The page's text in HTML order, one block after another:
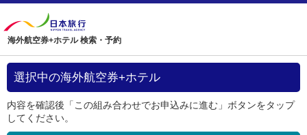
海外航空券+ホテル 検索・予約
選択中の海外航空券+ホテル
内容を確認後「この組み合わせでお申込みに進む」ボタンをタップ
してください。